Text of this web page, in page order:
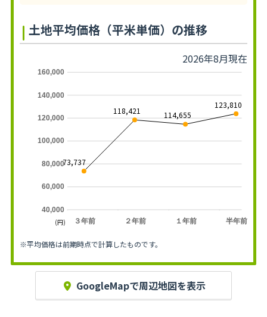
土地平均価格（平米単価）の推移
2026年8月現在
３年前 ２年前 １年前 半年前
40,000
60,000
80,000
100,000
120,000
140,000
160,000
73,737
118,421 114,655
123,810
(円)
※平均価格は前期時点で計算したものです。
GoogleMapで周辺地図を表示